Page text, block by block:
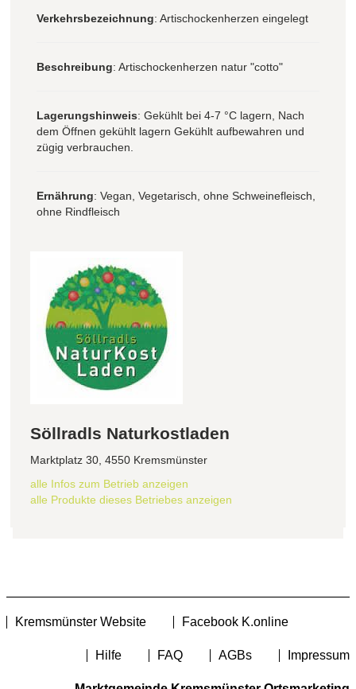
Verkehrsbezeichnung: Artischockenherzen eingelegt
Beschreibung: Artischockenherzen natur "cotto"
Lagerungshinweis: Gekühlt bei 4-7 °C lagern, Nach
dem Öffnen gekühlt lagern Gekühlt aufbewahren und
zügig verbrauchen.
Ernährung: Vegan, Vegetarisch, ohne Schweinefleisch,
ohne Rindfleisch
Söllradls Naturkostladen
Marktplatz 30, 4550 Kremsmünster
alle Infos zum Betrieb anzeigen
alle Produkte dieses Betriebes anzeigen
Kremsmünster Website Facebook K.online
Hilfe FAQ AGBs Impressum